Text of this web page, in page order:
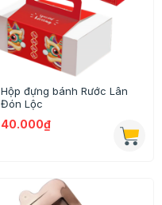
Hộp đựng bánh Rước Lân
Đón Lộc
40.000₫